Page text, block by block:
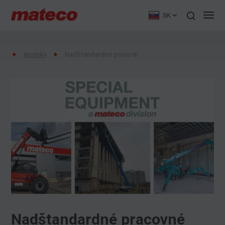
SK
Nadštandardné pracovné